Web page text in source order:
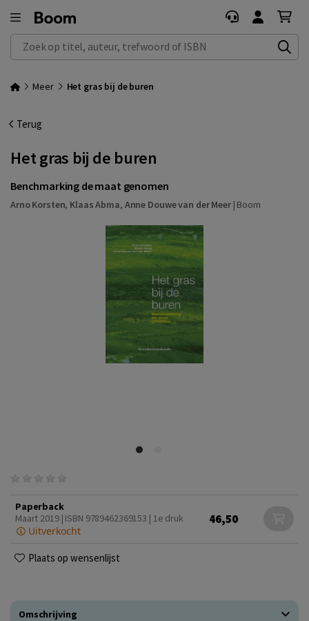
Zoek op titel, auteur, trefwoord of ISBN
Meer Het gras bij de buren
Terug
Het gras bij de buren
Benchmarking de maat genomen
Arno Korsten, Klaas Abma, Anne Douwe van der Meer| Boom
Paperback
Maart 2019 | ISBN 9789462369153 | 1e druk
Uitverkocht
46,50
Plaats op wensenlijst
Omschrijving